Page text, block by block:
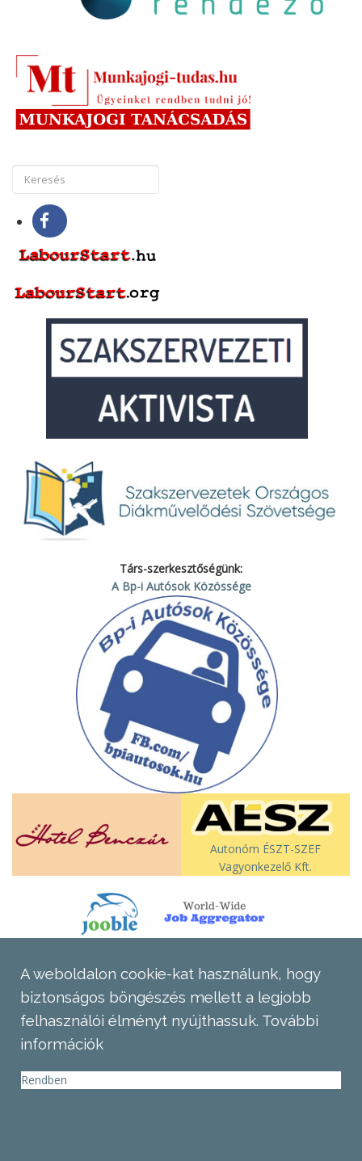
Társ-szerkesztőségünk:
A Bp-i Autósok Közössége
Autonóm ÉSZT-SZEF
Vagyonkezelő Kft.
A weboldalon cookie-kat használunk, hogy
biztonságos böngészés mellett a legjobb
felhasználói élményt nyújthassuk. További
információk
Rendben